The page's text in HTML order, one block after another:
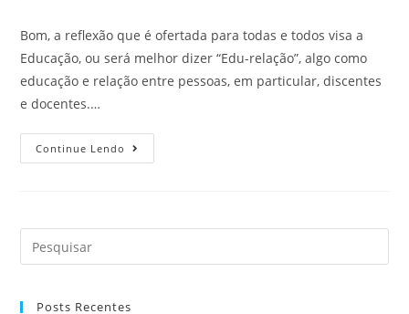
Bom, a reflexão que é ofertada para todas e todos visa a
Educação, ou será melhor dizer “Edu-relação”, algo como
educação e relação entre pessoas, em particular, discentes
e docentes.…
Continue Lendo
Posts Recentes